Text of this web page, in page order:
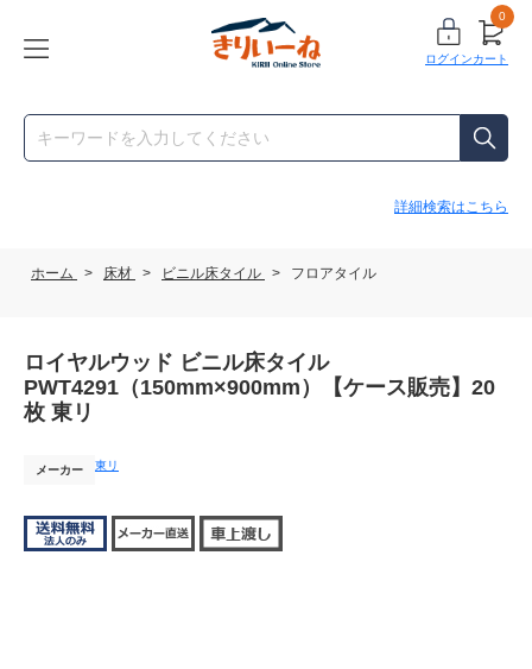
ログイン
0
カート
詳細検索はこちら
ホーム > 床材 > ビニル床タイル > フロアタイル
ロイヤルウッド ビニル床タイル
PWT4291（150mm×900mm）【ケース販売】20
枚 東リ
メーカー 東リ